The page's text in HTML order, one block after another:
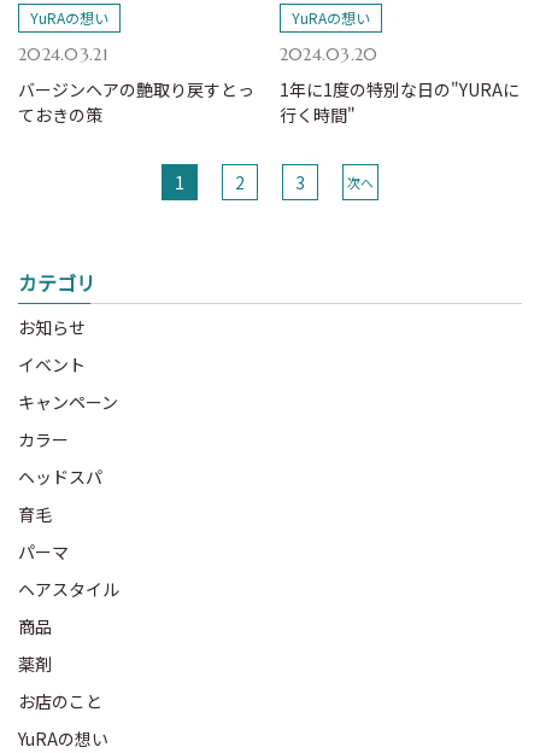
YuRAの想い
2024.03.21
バージンヘアの艶取り戻すとっ
ておきの策
YuRAの想い
2024.03.20
1年に1度の特別な日の"YURAに
行く時間"
1 2 3 次へ
カテゴリ
お知らせ
イベント
キャンペーン
カラー
ヘッドスパ
育毛
パーマ
ヘアスタイル
商品
薬剤
お店のこと
YuRAの想い